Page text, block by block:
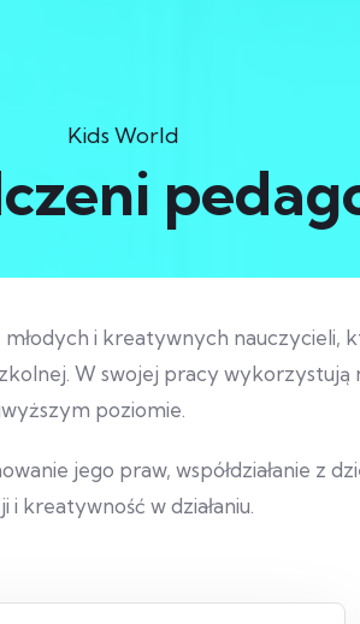
Kids World
i kreatywnych nauczycieli,
W swojej pracy wykorzystują
poziomie.
jego praw, współdziałanie z
kreatywność w działaniu.